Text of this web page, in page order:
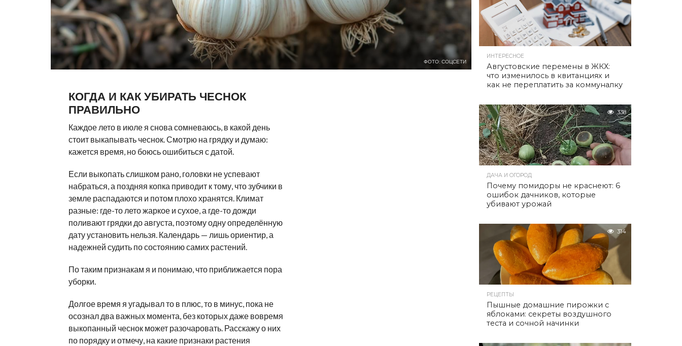
ФОТО: СОЦСЕТИ
КОГДА И КАК УБИРАТЬ ЧЕСНОК
ПРАВИЛЬНО
Каждое лето в июле я снова сомневаюсь, в какой день
стоит выкапывать чеснок. Смотрю на грядку и думаю:
кажется время, но боюсь ошибиться с датой.
Если выкопать слишком рано, головки не успевают
набраться, а поздняя копка приводит к тому, что зубчики в
земле распадаются и потом плохо хранятся. Климат
разные: где-то лето жаркое и сухое, а где-то дожди
поливают грядки до августа, поэтому одну определённую
дату установить нельзя. Календарь — лишь ориентир, а
надежней судить по состоянию самих растений.
По таким признакам я и понимаю, что приближается пора
уборки.
Долгое время я угадывал то в плюс, то в минус, пока не
осознал два важных момента, без которых даже вовремя
выкопанный чеснок может разочаровать. Расскажу о них
по порядку и отмечу, на какие признаки растения
ИНТЕРЕСНОЕ
Августовские перемены в ЖКХ:
что изменилось в квитанциях и
как не переплатить за коммуналку
338
ДАЧА И ОГОРОД
Почему помидоры не краснеют: 6
ошибок дачников, которые
убивают урожай
314
РЕЦЕПТЫ
Пышные домашние пирожки с
яблоками: секреты воздушного
теста и сочной начинки